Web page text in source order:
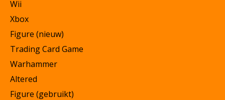
Wii
Xbox
Figure (nieuw)
Trading Card Game
Warhammer
Altered
Figure (gebruikt)